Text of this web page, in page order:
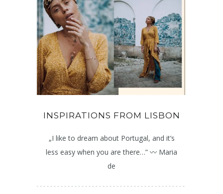
INSPIRATIONS FROM LISBON
„I like to dream about Portugal, and it’s
less easy when you are there…” 〰️ Maria
de